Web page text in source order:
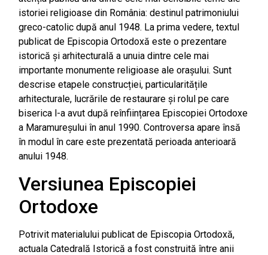
istoriei religioase din România: destinul patrimoniului
greco-catolic după anul 1948. La prima vedere, textul
publicat de Episcopia Ortodoxă este o prezentare
istorică și arhitecturală a unuia dintre cele mai
importante monumente religioase ale orașului. Sunt
descrise etapele construcției, particularitățile
arhitecturale, lucrările de restaurare și rolul pe care
biserica l-a avut după reînființarea Episcopiei Ortodoxe
a Maramureșului în anul 1990. Controversa apare însă
în modul în care este prezentată perioada anterioară
anului 1948.
Versiunea Episcopiei
Ortodoxe
Potrivit materialului publicat de Episcopia Ortodoxă,
actuala Catedrală Istorică a fost construită între anii